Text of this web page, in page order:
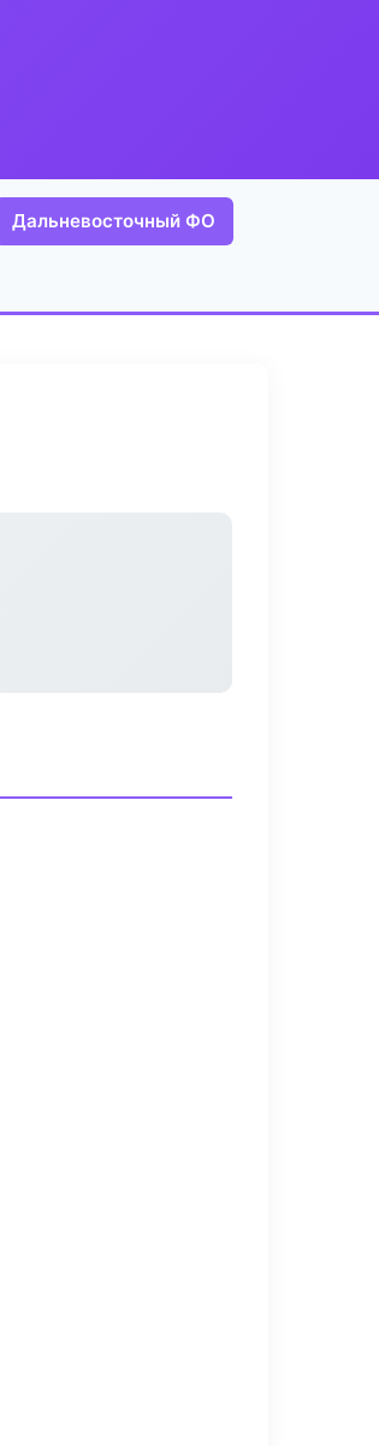
Дальневосточный ФО